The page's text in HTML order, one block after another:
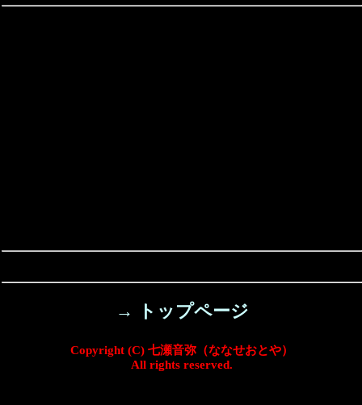
→ トップページ
Copyright (C) 七瀬音弥（ななせおとや）
All rights reserved.